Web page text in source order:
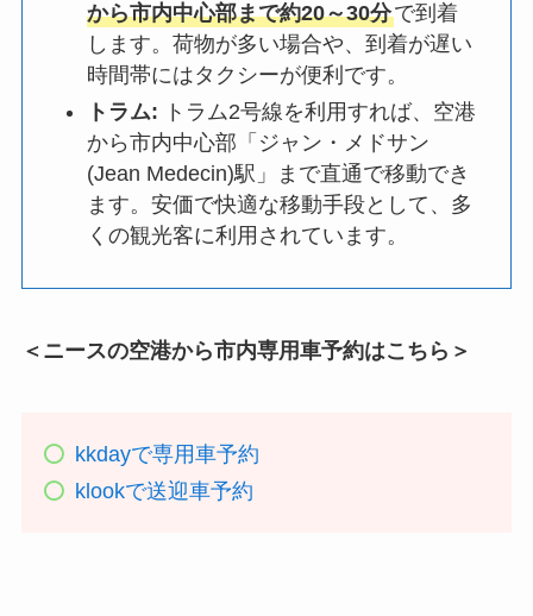
から市内中心部まで約20～30分で到着
します。荷物が多い場合や、到着が遅い
時間帯にはタクシーが便利です。
トラム: トラム2号線を利用すれば、空港
から市内中心部「ジャン・メドサン
(Jean Medecin)駅」まで直通で移動でき
ます。安価で快適な移動手段として、多
くの観光客に利用されています。
＜ニースの空港から市内専用車予約はこちら＞
kkdayで専用車予約
klookで送迎車予約